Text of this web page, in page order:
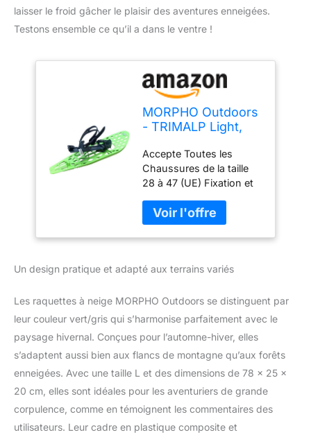
laisser le froid gâcher le plaisir des aventures enneigées.
Testons ensemble ce qu’il a dans le ventre !
MORPHO Outdoors
- TRIMALP Light,
à neige, Vert/Gris-
Large
Accepte Toutes les
Chaussures de la taille
28 à 47 (UE) Fixation et
procurant un Maintien de
la Chaussure Inégalé
donc Confort
Réduite et Technicité en
Excellente en Neige
Poudreuse, Dévers,
Montée, Descente en
Tous Terrains et Pentes
Alpines 7% de Portance
en Plus, Excellent Grip
Morphologique en
Hydro Dynamique grâce
Spatule en forme
Un design pratique et adapté aux terrains variés
Les raquettes à neige MORPHO Outdoors se distinguent par
leur couleur vert/gris qui s’harmonise parfaitement avec le
paysage hivernal. Conçues pour l’automne-hiver, elles
s’adaptent aussi bien aux flancs de montagne qu’aux forêts
enneigées. Avec une taille L et des dimensions de 78 x 25 x
20 cm, elles sont idéales pour les aventuriers de grande
corpulence, comme en témoignent les commentaires des
utilisateurs. Leur cadre en plastique composite et